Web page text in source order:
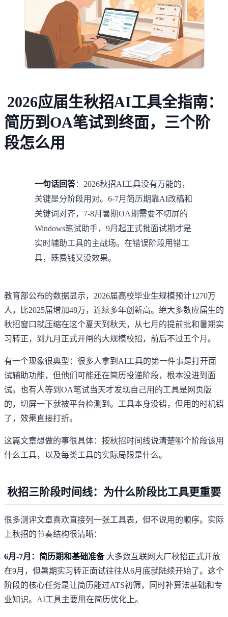
2026应届生秋招AI工具全指南：
简历到OA笔试到终面，三个阶
段怎么用
一句话回答：2026秋招AI工具没有万能的，
关键是分阶段用对。6-7月简历期靠AI改稿和
关键词对齐，7-8月暑期OA期需要不切屏的
Windows笔试助手，9月起正式批面试期才是
实时辅助工具的主战场。在错误阶段用错工
具，既费钱又没效果。
教育部公布的数据显示，2026届高校毕业生规模预计1270万
人，比2025届增加48万，连续多年创新高。绝大多数应届生的
秋招窗口就压缩在这个夏天到秋天，从七月的提前批和暑期实
习转正，到九月正式开闸的大规模校招，前后不过五个月。
有一个现象很典型：很多人拿到AI工具的第一件事是打开面
试辅助功能，但他们可能还在简历投递阶段，根本没进到面
试。也有人等到OA笔试当天才发现自己用的工具是网页版
的，切屏一下就被平台检测到。工具本身没错，但用的时机错
了，效果直接打折。
这篇文章想做的事很具体：按秋招时间线说清楚哪个阶段该用
什么工具，以及每类工具的实际局限是什么。
秋招三阶段时间线：为什么阶段比工具更重要
很多测评文章喜欢直接列一张工具表，但不说用的顺序。实际
上秋招的节奏结构很清晰：
6月-7月：简历期和基础准备大多数互联网大厂秋招正式开放
在9月，但暑期实习转正面试往往从6月底就陆续开始了。这个
阶段的核心任务是让简历能过ATS初筛，同时补算法基础和专
业知识。AI工具主要用在简历优化上。